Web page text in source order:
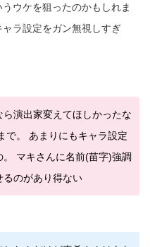
ウケを狙ったのかもしれま
ラ設定をガン無視しすぎ
ら演出家変えてほしかったな
で。 あまりにもキャラ設定
。 マキさんに名前(苗字)強調
のがあり得ない